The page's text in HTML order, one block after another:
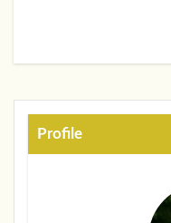
Profile